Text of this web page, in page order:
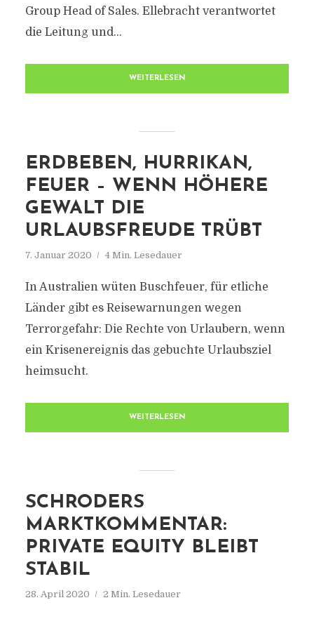
Group Head of Sales. Ellebracht verantwortet
die Leitung und...
WEITERLESEN
ERDBEBEN, HURRIKAN,
FEUER – WENN HÖHERE
GEWALT DIE
URLAUBSFREUDE TRÜBT
7. Januar 2020 4 Min. Lesedauer
In Australien wüten Buschfeuer, für etliche
Länder gibt es Reisewarnungen wegen
Terrorgefahr: Die Rechte von Urlaubern, wenn
ein Krisenereignis das gebuchte Urlaubsziel
heimsucht.
WEITERLESEN
SCHRODERS
MARKTKOMMENTAR:
PRIVATE EQUITY BLEIBT
STABIL
28. April 2020 2 Min. Lesedauer